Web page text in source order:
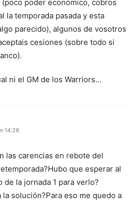
poder económico, cobros
la temporada pasada y esta
parecido), algunos de vosotros
cesiones (sobre todo si
ni el GM de los Warriors…
14:26
las carencias en rebote del
que esperar al
de la jornada 1 para verlo?
la solución?Para eso me quedo a